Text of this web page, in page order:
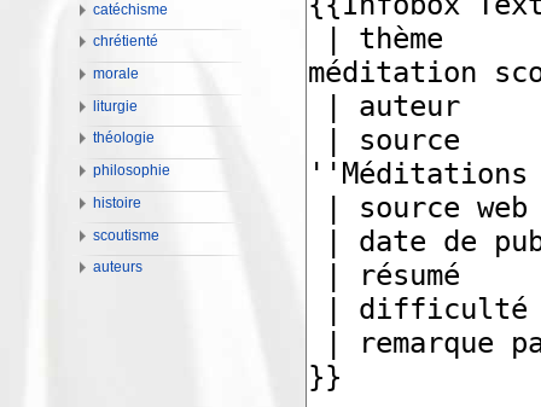
catéchisme
chrétienté
morale
liturgie
théologie
philosophie
histoire
scoutisme
auteurs